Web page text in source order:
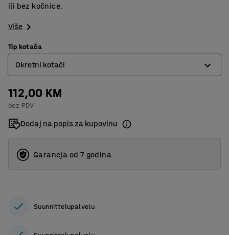
ili bez kočnice.
Više
Tip kotača
Okretni kotači
Fixed wheels
Okretni kotači
Okretni kotači sa kočnicom
112,00 KM
bez PDV
Dodaj na popis za kupovinu
Garancja od 7 godina
Suunnittelupalvelu